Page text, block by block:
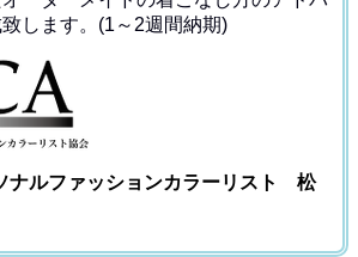
します。(1～2週間納期)
ナルファッションカラーリスト 松